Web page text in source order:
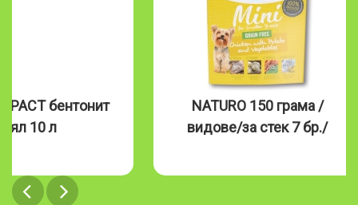
бентонит
бял 10 л
NATURO 150 грама /
видове/за стек 7 бр./